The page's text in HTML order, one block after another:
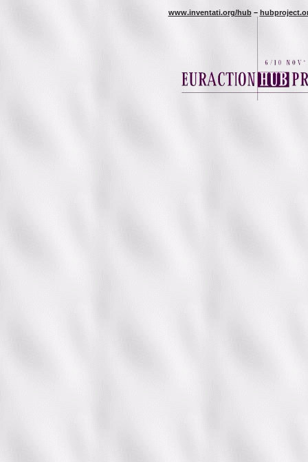
www.inventati.org/hub–